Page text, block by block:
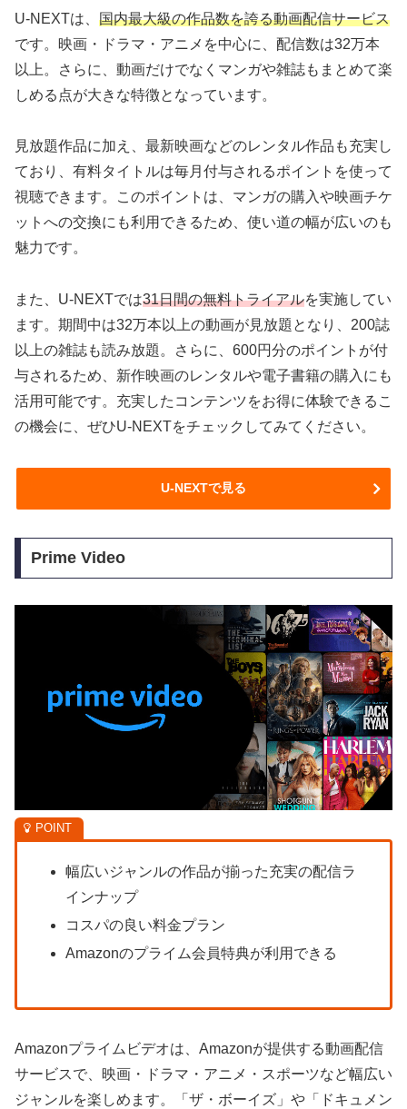
U-NEXTは、 国内最大級の作品数を誇る動画配信サービス
です。映画・ドラマ・アニメを中心に、配信数は32万本
以上。さらに、動画だけでなくマンガや雑誌もまとめて楽
しめる点が大きな特徴となっています。
見放題作品に加え、最新映画などのレンタル作品も充実し
ており、有料タイトルは毎月付与されるポイントを使って
視聴できます。このポイントは、マンガの購入や映画チケ
ットへの交換にも利用できるため、使い道の幅が広いのも
魅力です。
また、U-NEXTでは31日間の無料トライアルを実施してい
ます。期間中は32万本以上の動画が見放題となり、200誌
以上の雑誌も読み放題。さらに、600円分のポイントが付
与されるため、新作映画のレンタルや電子書籍の購入にも
活用可能です。充実したコンテンツをお得に体験できるこ
の機会に、ぜひU-NEXTをチェックしてみてください。
U-NEXTで見る
Prime Video
幅広いジャンルの作品が揃った充実の配信ラ
インナップ
コスパの良い料金プラン
Amazonのプライム会員特典が利用できる
Amazonプライムビデオは、Amazonが提供する動画配信
サービスで、映画・ドラマ・アニメ・スポーツなど幅広い
ジャンルを楽しめます。「ザ・ボーイズ」や「ドキュメン